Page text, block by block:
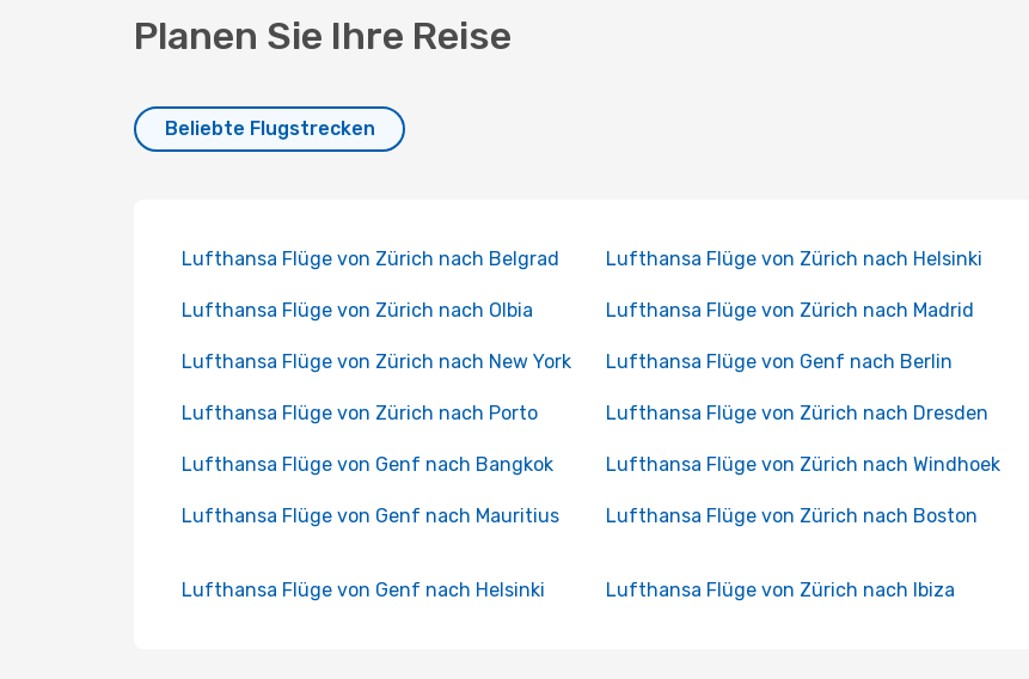
Planen Sie Ihre Reise
Beliebte Flugstrecken
Lufthansa Flüge von Zürich nach Belgrad Lufthansa Flüge von Zürich nach Helsinki
Lufthansa Flüge von Zürich nach Olbia Lufthansa Flüge von Zürich nach Madrid
Lufthansa Flüge von Zürich nach New York Lufthansa Flüge von Genf nach Berlin
Lufthansa Flüge von Zürich nach Porto Lufthansa Flüge von Zürich nach Dresden
Lufthansa Flüge von Genf nach Bangkok Lufthansa Flüge von Zürich nach Windhoek
Lufthansa Flüge von Genf nach Mauritius Lufthansa Flüge von Zürich nach Boston
Lufthansa Flüge von Genf nach Helsinki Lufthansa Flüge von Zürich nach Ibiza